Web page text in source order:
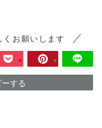
くお願いします
する